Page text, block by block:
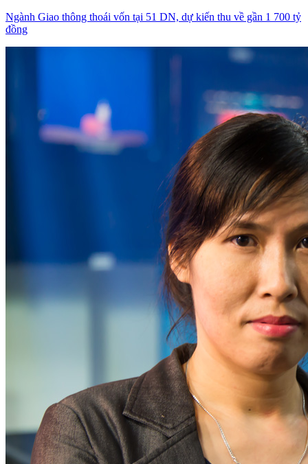
Ngành Giao thông thoái vốn tại 51 DN, dự kiến thu về gần 1 700 tỷ
đồng